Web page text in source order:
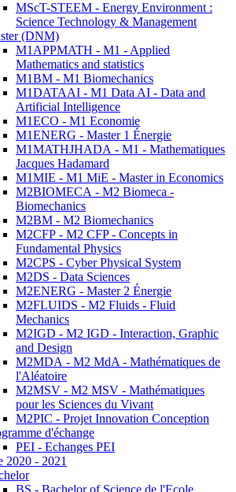
MScT-STEEM - Energy Environment :
Science Technology & Management
(DNM)
M1APPMATH - M1 - Applied
Mathematics and statistics
M1BM - M1 Biomechanics
M1DATAAI - M1 Data AI - Data and
Artificial Intelligence
M1ECO - M1 Economie
M1ENERG - Master 1 Énergie
M1MATHJHADA - M1 - Mathematiques
Jacques Hadamard
M1MIE - M1 MiE - Master in Economics
M2BIOMECA - M2 Biomeca -
Biomechanics
M2BM - M2 Biomechanics
M2CFP - M2 CFP - Concepts in
Fundamental Physics
M2CPS - Cyber Physical System
M2DS - Data Sciences
M2ENERG - Master 2 Énergie
M2FLUIDS - M2 Fluids - Fluid
Mechanics
M2IGD - M2 IGD - Interaction, Graphic
and Design
M2MDA - M2 MdA - Mathématiques de
l'Aléatoire
M2MSV - M2 MSV - Mathématiques
pour les Sciences du Vivant
M2PIC - Projet Innovation Conception
d'échange
PEI - Echanges PEI
2020 - 2021
BS - Bachelor of Science de l'Ecole